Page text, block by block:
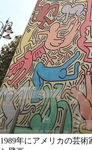
1989年にアメリカの芸